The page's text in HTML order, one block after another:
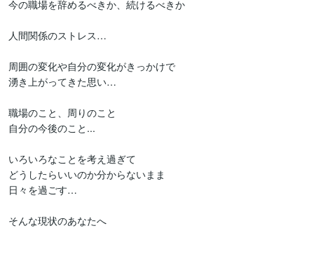
今の職場を辞めるべきか、続けるべきか
人間関係のストレス…
周囲の変化や自分の変化がきっかけで
湧き上がってきた思い…
職場のこと、周りのこと
自分の今後のこと...
いろいろなことを考え過ぎて
どうしたらいいのか分からないまま
日々を過ごす…
そんな現状のあなたへ